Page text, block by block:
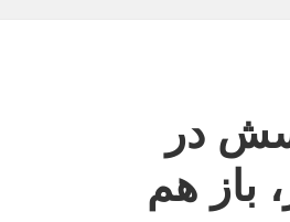
در
باز هم